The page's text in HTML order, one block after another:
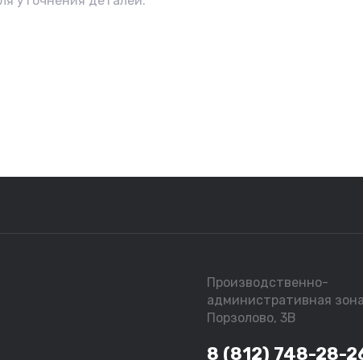
Производственно-
административная зона
Порзолово, 3В
8 (812) 748-28-